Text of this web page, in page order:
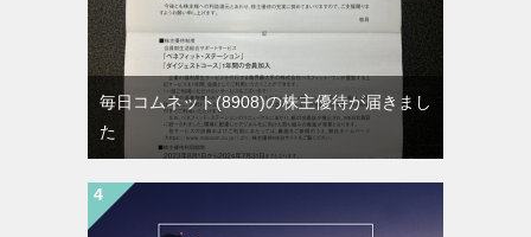
毎日コムネット(8908)の株主優待が届きまし
た